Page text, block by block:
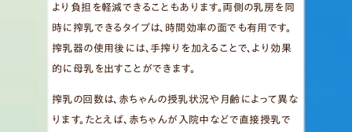
より負担を軽減できることもあります。両側の乳房を同
時に搾乳できるタイプは、時間効率の面でも有用です。
搾乳器の使用後には、手搾りを加えることで、より効果
的に母乳を出すことができます。
搾乳の回数は、赤ちゃんの授乳状況や月齢によって異な
ります。たとえば、赤ちゃんが入院中などで直接授乳で